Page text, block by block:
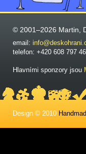
© 2001–2026 Martin,
email:
telefon: +420 608 797
Hlavními sponzory jsou
Design © 2010